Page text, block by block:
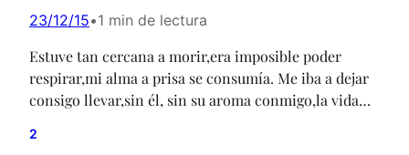
23/12/15•1 min de lectura
Estuve tan cercana a morir,era imposible poder
respirar,mi alma a prisa se consumía. Me iba a dejar
consigo llevar,sin él, sin su aroma conmigo,la vida
continuar,tan pronto me di cuenta de todosu
2